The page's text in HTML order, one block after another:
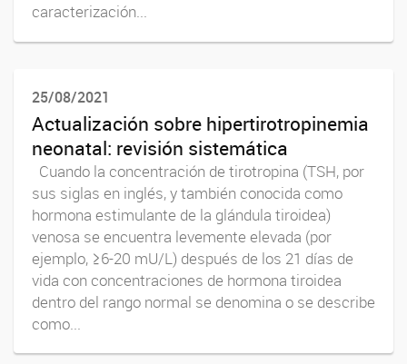
caracterización...
25/08/2021
Actualización sobre hipertirotropinemia
neonatal: revisión sistemática
Cuando la concentración de tirotropina (TSH, por
sus siglas en inglés, y también conocida como
hormona estimulante de la glándula tiroidea)
venosa se encuentra levemente elevada (por
ejemplo, ≥6-20 mU/L) después de los 21 días de
vida con concentraciones de hormona tiroidea
dentro del rango normal se denomina o se describe
como...